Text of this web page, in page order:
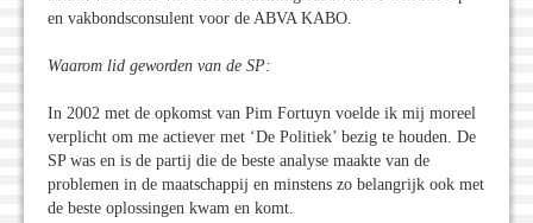
en vakbondsconsulent voor de ABVA KABO.
Waarom lid geworden van de SP:
In 2002 met de opkomst van Pim Fortuyn voelde ik mij moreel
verplicht om me actiever met ‘De Politiek’ bezig te houden. De
SP was en is de partij die de beste analyse maakte van de
problemen in de maatschappij en minstens zo belangrijk ook met
de beste oplossingen kwam en komt.